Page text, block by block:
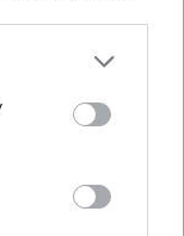
or more Google
You may click to
party tags to
in below Google